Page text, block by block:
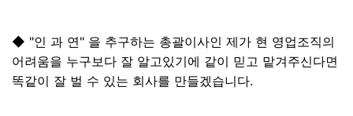
◆ "인 과 연" 을 추구하는 총괄이사인 제가 현 영업조직의
어려움을 누구보다 잘 알고있기에 같이 믿고 맡겨주신다면
똑같이 잘 벌 수 있는 회사를 만들겠습니다.